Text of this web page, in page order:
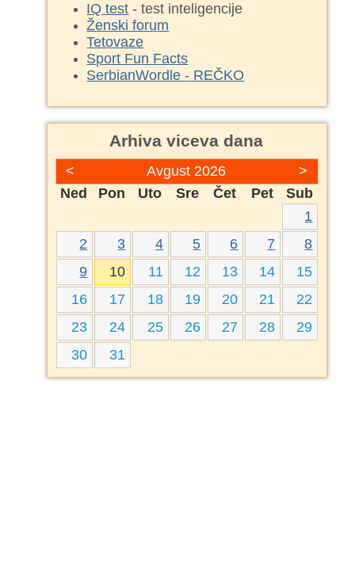
IQ test - test inteligencije
Ženski forum
Tetovaze
Sport Fun Facts
SerbianWordle - REČKO
Arhiva viceva dana
< >
Avgust 2026
Ned
Pon Uto Sre Čet Pet
Sub
1
2
3 4 5 6 7
8
9
10 11 12 13 14
15
16
17 18 19 20 21
22
23
24 25 26 27 28
29
30
31